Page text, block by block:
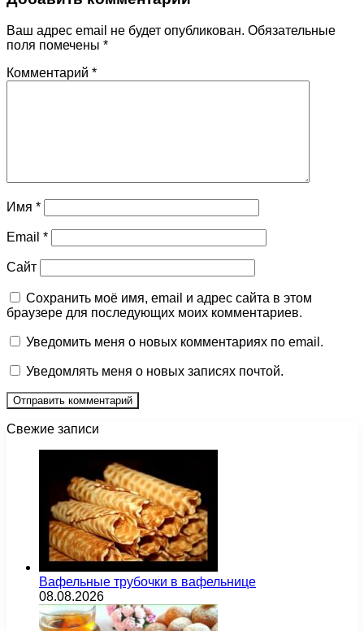
Ваш адрес email не будет опубликован. Обязательные
поля помечены *
Комментарий *
Имя *
Email *
Сайт
Сохранить моё имя, email и адрес сайта в этом
браузере для последующих моих комментариев.
Уведомить меня о новых комментариях по email.
Уведомлять меня о новых записях почтой.
Свежие записи
Вафельные трубочки в вафельнице
08.08.2026